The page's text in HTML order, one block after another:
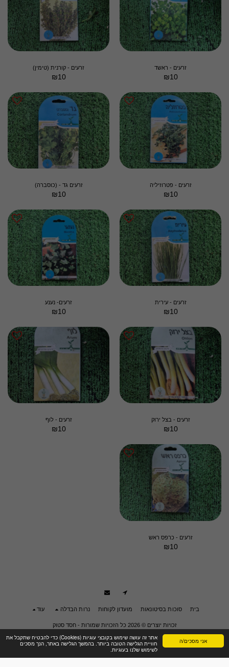
אני מסכים/ה
אתר זה עושה שימוש בקובצי עוגיות (Cookies) כדי להבטיח שתקבל את
חוויית הגלישה הטובה ביותר. בהמשך הגלישה באתר, הנך מסכים
לשימוש שלנו בעוגיות.
זרעים - ראשד
₪10
זרעים - קורנית (טימין)
₪10
זרעים - פטרוזיליה
₪10
זרעים גד - (כוסברה)
₪10
זרעים - עירית
₪10
זרעים- נענע
₪10
זרעים - בצל ירוק
₪10
זרעים - לוף
₪10
זרעים - כרפס ראש
₪10
בית סוכות בסיטונאות מועדון לקוחות נרות הבדלה עוד
זכויות יוצרים © 2026 כל הזכויות שמורות -
חסד סטוק
תנאי שימוש|פרטיות |הצהרת נגישות